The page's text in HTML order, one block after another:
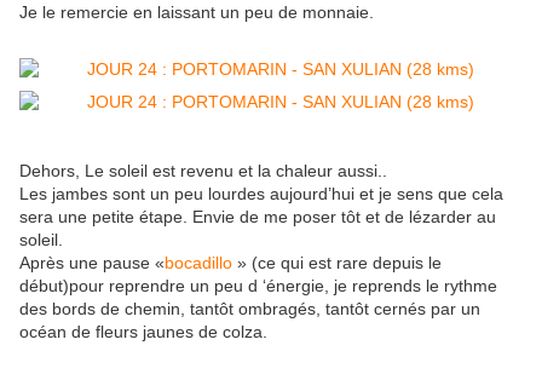
Je le remercie en laissant un peu de monnaie.
Dehors, Le soleil est revenu et la chaleur aussi..
Les jambes sont un peu lourdes aujourd’hui et je sens que cela
sera une petite étape. Envie de me poser tôt et de lézarder au
soleil.
Après une pause «bocadillo » (ce qui est rare depuis le
début)pour reprendre un peu d ‘énergie, je reprends le rythme
des bords de chemin, tantôt ombragés, tantôt cernés par un
océan de fleurs jaunes de colza.